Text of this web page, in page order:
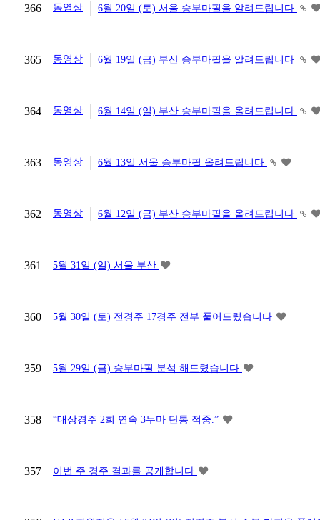
366 동영상 6월 20일 (토) 서울 승부마필을 알려드립니다
365 동영상 6월 19일 (금) 부산 승부마필을 알려드립니다
364 동영상 6월 14일 (일) 부산 승부마필을 올려드립니다
363 동영상 6월 13일 서울 승부마필 올려드립니다
362 동영상 6월 12일 (금) 부산 승부마필을 올려드립니다
361 5월 31일 (일) 서울 부산
360 5월 30일 (토) 전경주 17경주 전부 풀어드렸습니다
359 5월 29일 (금) 승부마필 분석 해드렸습니다
358 “대상경주 2회 연속 3두마 단통 적중.”
357 이번 주 경주 결과를 공개합니다